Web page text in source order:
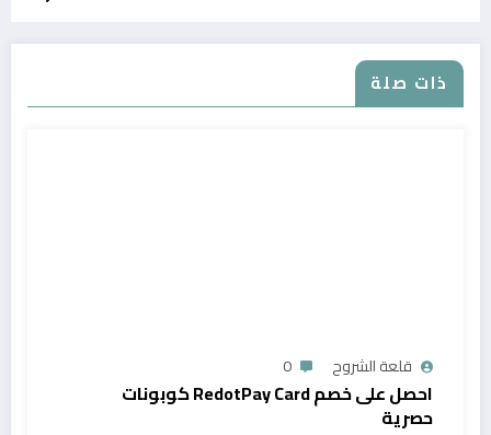
ذات صلة
قلعة الشروح 0
احصل على خصم RedotPay Card كوبونات
حصرية